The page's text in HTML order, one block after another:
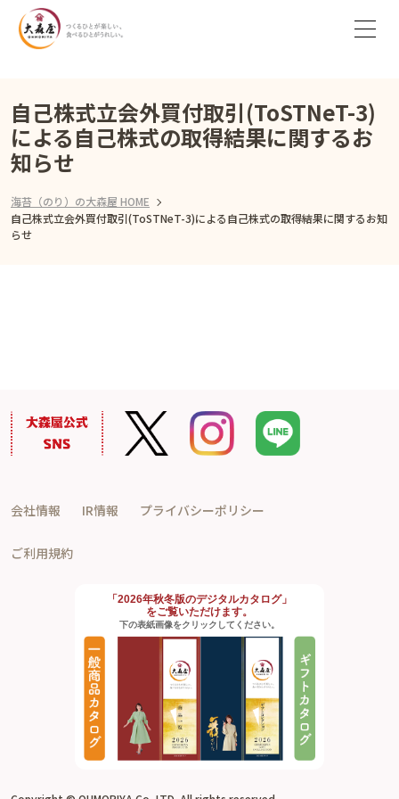
自己株式立会外買付取引(ToSTNeT-3)
による自己株式の取得結果に関するお
知らせ
海苔（のり）の大森屋 HOME
自己株式立会外買付取引(ToSTNeT-3)による自己株式の取得結果に関するお知
らせ
会社情報 IR情報 プライバシーポリシー
ご利用規約
「2026年秋冬版のデジタルカタログ」
をご覧いただけます。
下の表紙画像をクリックしてください。